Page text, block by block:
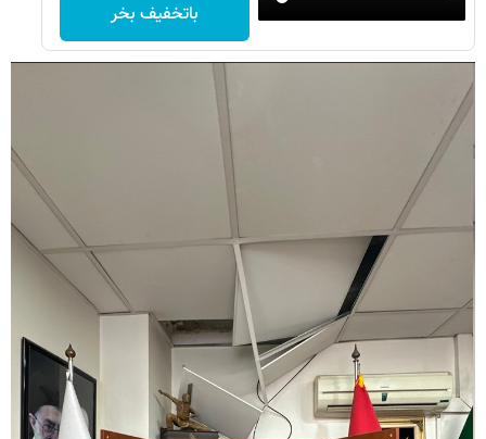
باتخفیف بخر